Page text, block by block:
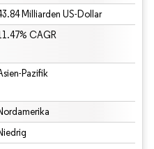
Milliarden US-Dollar
CAGR
Pazifik